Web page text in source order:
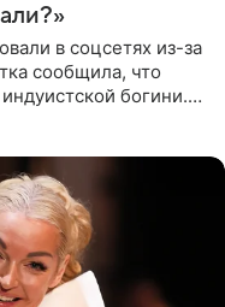
в соцсетях из-за
сообщила, что
богини.